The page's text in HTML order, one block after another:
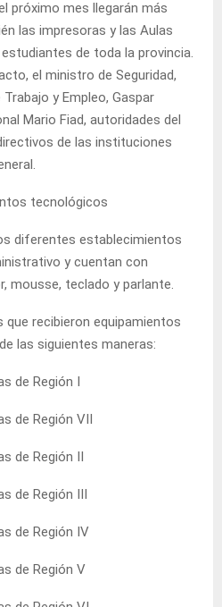
próximo mes llegarán más
las impresoras y las Aulas
de toda la provincia.
el ministro de Seguridad,
y Empleo, Gaspar
Mario Fiad, autoridades del
de las instituciones
tecnológicos
diferentes establecimientos
y cuentan con
mousse, teclado y parlante.
que recibieron equipamientos
las siguientes maneras:
de Región I
de Región VII
de Región II
de Región III
de Región IV
de Región V